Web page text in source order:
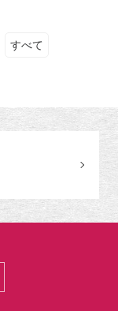
すべて